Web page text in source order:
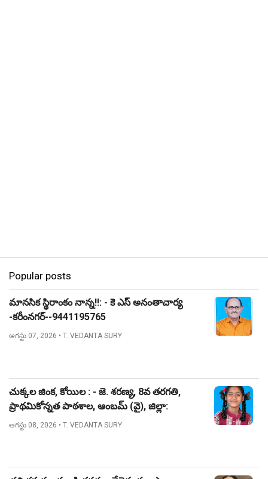
Popular posts
మానసిక స్థిరాంకం నాన్న!!: - కె ఎస్ అనంతాచార్య
-కరీంనగర్--9441195765
ఆగస్టు 07, 2026 • T. VEDANTA SURY
చుక్కల జింక, కోయిల : - జె. శరణ్య, 8వ తరగతి,
ప్రాథమికోన్నత పాఠశాల, ఆంబమ్ (వై), జిల్లా:
నిజామాబాద్.
ఆగస్టు 08, 2026 • T. VEDANTA SURY